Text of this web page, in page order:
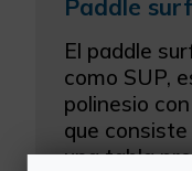
El paddle
como SUP,
polinesio
que
una tabla